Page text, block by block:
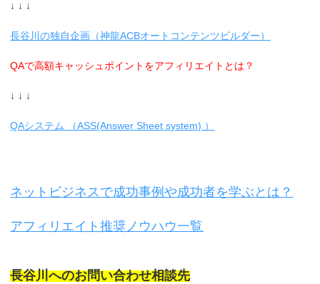
↓ ↓ ↓
長谷川の独自企画（神龍ACBオートコンテンツビルダー）
QAで高額キャッシュポイントをアフィリエイトとは？
↓ ↓ ↓
QAシステム （ASS(Answer Sheet system) ）
ネットビジネスで成功事例や成功者を学ぶとは？
アフィリエイト推奨ノウハウ一覧
長谷川へのお問い合わせ相談先